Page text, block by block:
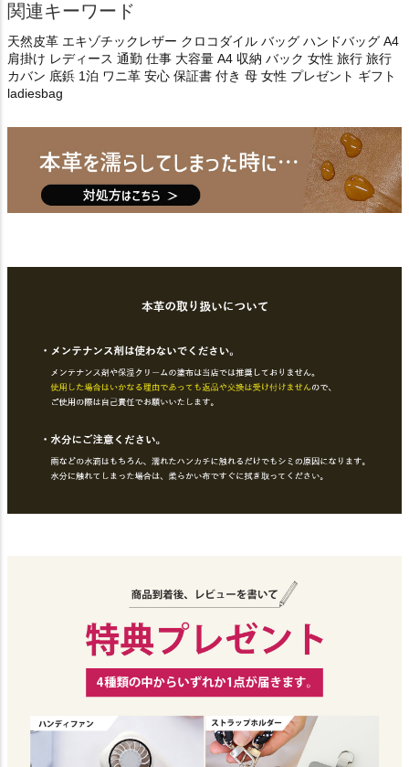
関連キーワード
天然皮革 エキゾチックレザー クロコダイル バッグ ハンドバッグ A4
肩掛け レディース 通勤 仕事 大容量 A4 収納 バック 女性 旅行 旅行
カバン 底鋲 1泊 ワニ革 安心 保証書 付き 母 女性 プレゼント ギフト
ladiesbag